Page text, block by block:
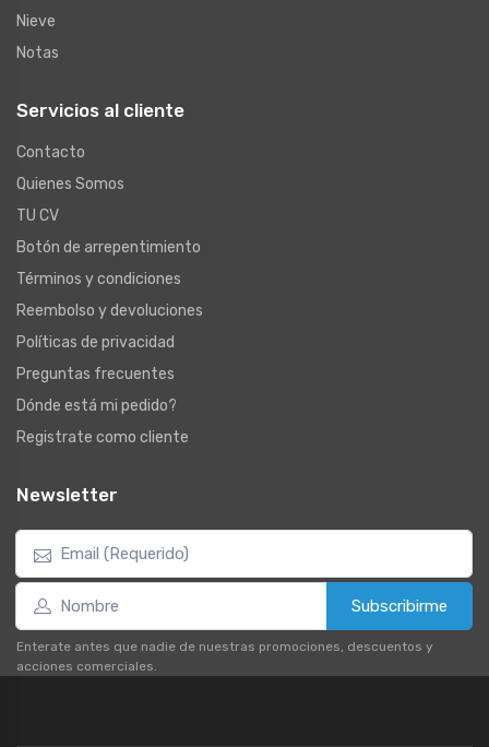
Nieve
Notas
Servicios al cliente
Contacto
Quienes Somos
TU CV
Botón de arrepentimiento
Términos y condiciones
Reembolso y devoluciones
Políticas de privacidad
Preguntas frecuentes
Dónde está mi pedido?
Registrate como cliente
Newsletter
Subscribirme
Enterate antes que nadie de nuestras promociones, descuentos y
acciones comerciales.